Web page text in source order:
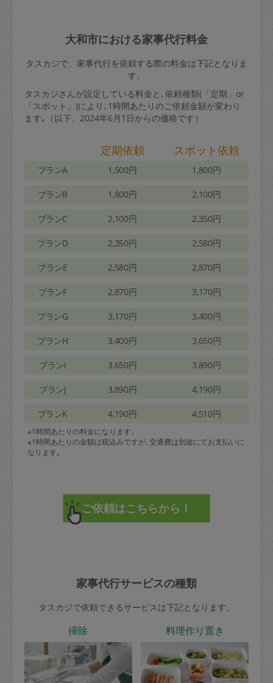
大和市における家事代行料金
タスカジで、家事代行を依頼する際の料金は下記となりま
す。
タスカジさんが設定している料金と､依頼種類(「定期」or
「スポット」)により､1時間あたりのご依頼金額が変わり
ます｡（以下、2024年6月1日からの価格です）
定期依頼 スポット依頼
プランA 1,500円 1,800円
プランB 1,800円 2,100円
プランC 2,100円 2,350円
プランD 2,350円 2,580円
プランE 2,580円 2,870円
プランF 2,870円 3,170円
プランG 3,170円 3,400円
プランH 3,400円 3,650円
プランI 3,650円 3,890円
プランJ 3,890円 4,190円
プランK 4,190円 4,510円
※1時間あたりの料金になります。
※1時間あたりの金額は税込みですが､交通費は別途にてお支払いに
なります｡
家事代行サービスの種類
タスカジで依頼できるサービスは下記となります。
掃除 料理作り置き